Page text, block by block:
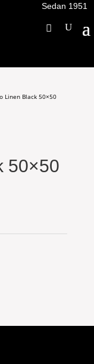
Sedan 1951
Linen Black 50×50
50×50